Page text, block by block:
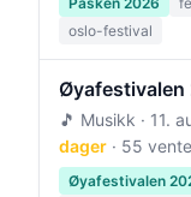
oslo-festival
Øyafestivalen
🎵 Musikk · 11.
dager · 55
Øyafestivalen